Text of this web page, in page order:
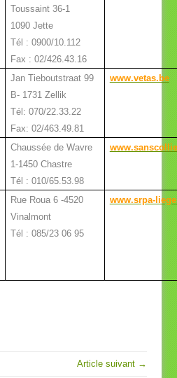
Toussaint 36-1
1090 Jette
Tél : 0900/10.112
Fax : 02/426.43.16
Jan Tieboutstraat 99
B- 1731 Zellik
Tél: 070/22.33.22
Fax: 02/463.49.81
www.vetas.be
Chaussée de Wavre
1-1450 Chastre
Tél : 010/65.53.98
Rue Roua 6 -4520
Vinalmont
Tél : 085/23 06 95
www.srpa-
Article suivant →